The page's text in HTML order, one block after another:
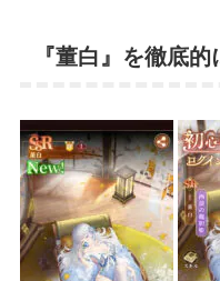
『董白』を徹底